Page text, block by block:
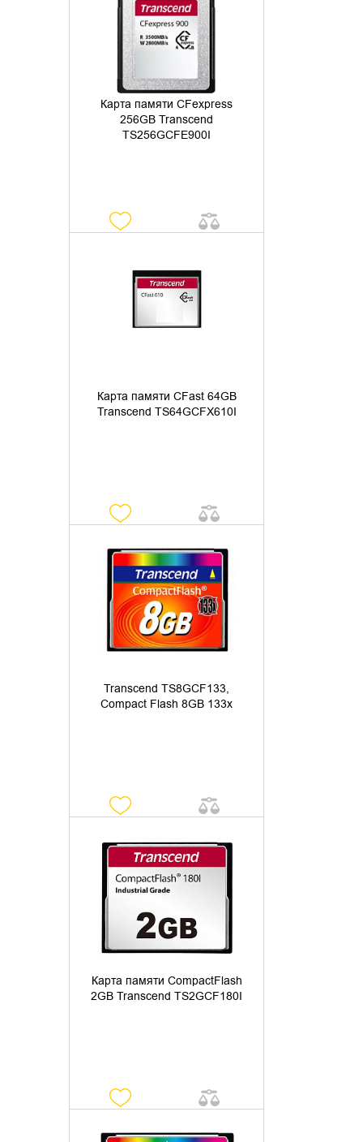
Карта памяти CFexpress
256GB Transcend
TS256GCFE900I
Карта памяти CFast 64GB
Transcend TS64GCFX610I
УТОЧНИТЬ НАЛИЧИЕ
Transcend TS8GCF133,
Compact Flash 8GB 133x
УТОЧНИТЬ НАЛИЧИЕ
Карта памяти CompactFlash
2GB Transcend TS2GCF180I
УТОЧНИТЬ НАЛИЧИЕ